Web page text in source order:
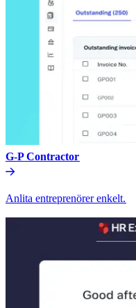
G-P Contractor​​
Anlita entreprenörer enkelt.​​